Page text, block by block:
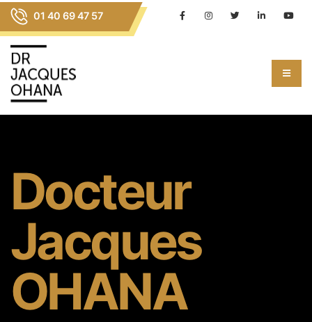
01 40 69 47 57
Docteur
Jacques
OHANA